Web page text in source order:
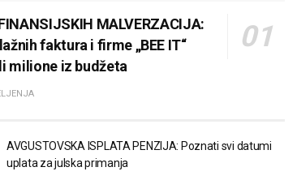
MALVERZACIJA:
faktura i firme „BEE IT“
milione iz budžeta
AVGUSTOVSKA ISPLATA PENZIJA: Poznati svi datumi
uplata za julska primanja